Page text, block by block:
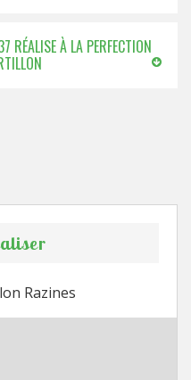
RÉALISE À LA PERFECTION
Razines